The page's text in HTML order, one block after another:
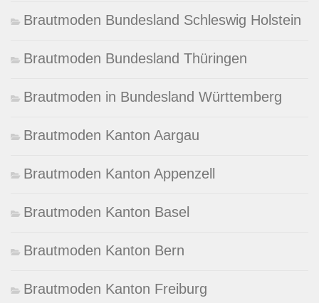
Brautmoden Bundesland Schleswig Holstein
Brautmoden Bundesland Thüringen
Brautmoden in Bundesland Württemberg
Brautmoden Kanton Aargau
Brautmoden Kanton Appenzell
Brautmoden Kanton Basel
Brautmoden Kanton Bern
Brautmoden Kanton Freiburg